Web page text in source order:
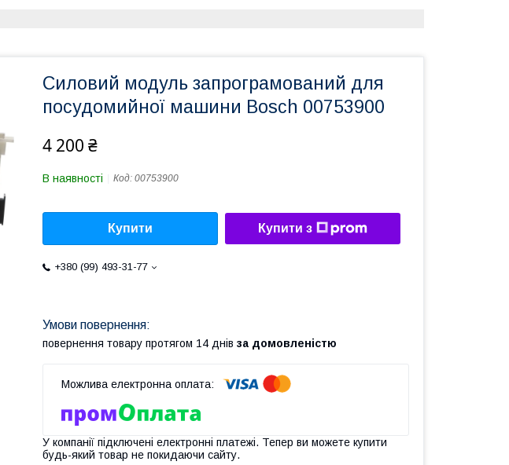
Силовий модуль запрограмований для
посудомийної машини Bosch 00753900
4 200 ₴
В наявності Код: 00753900
Купити Купити з
+380 (99) 493-31-77
повернення товару протягом 14 днів за домовленістю
У компанії підключені електронні платежі. Тепер ви можете купити
будь-який товар не покидаючи сайту.